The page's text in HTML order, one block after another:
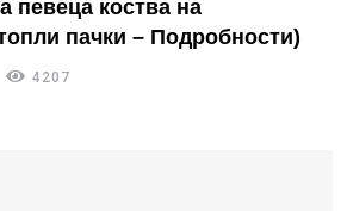
певеца коства на
пачки – Подробности)
4207